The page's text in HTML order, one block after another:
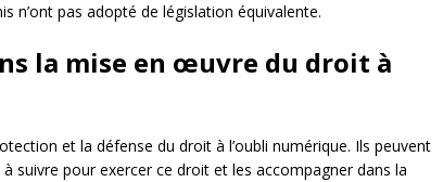
n’ont pas adopté de législation équivalente.
la mise en œuvre du droit à
et la défense du droit à l’oubli numérique. Ils peuvent
suivre pour exercer ce droit et les accompagner dans la